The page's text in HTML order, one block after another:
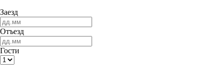
Заезд
Отъезд
Гости